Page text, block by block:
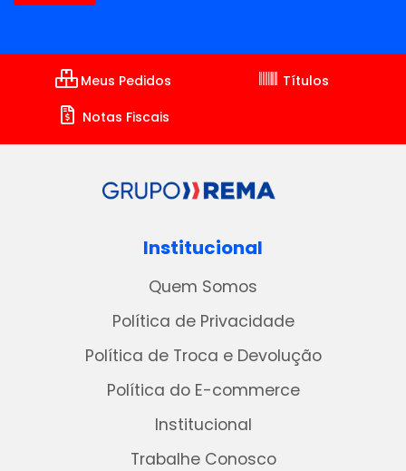
Meus Pedidos
Títulos
Notas Fiscais
Institucional
Quem Somos
Política de Privacidade
Política de Troca e Devolução
Política do E-commerce
Institucional
Trabalhe Conosco